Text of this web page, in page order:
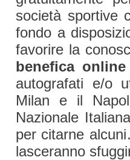
società sportive
fondo a
favorire la
benefica online
autografati e/o
Milan e il
Nazionale
per citarne
lasceranno